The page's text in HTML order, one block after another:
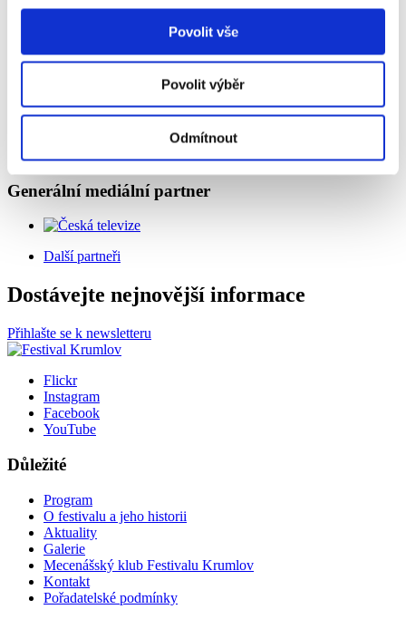
Povolit vše
Povolit výběr
Odmítnout
Spolupořadatel
Generální mediální partner
Další partneři
Dostávejte nejnovější informace
Přihlašte se k newsletteru
Flickr
Instagram
Facebook
YouTube
Důležité
Program
O festivalu a jeho historii
Aktuality
Galerie
Mecenášský klub Festivalu Krumlov
Kontakt
Pořadatelské podmínky